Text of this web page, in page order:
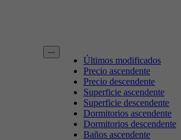
---
Últimos modificados
Precio ascendente
Precio descendente
Superficie ascendente
Superficie descendente
Dormitorios ascendente
Dormitorios descendente
Baños ascendente